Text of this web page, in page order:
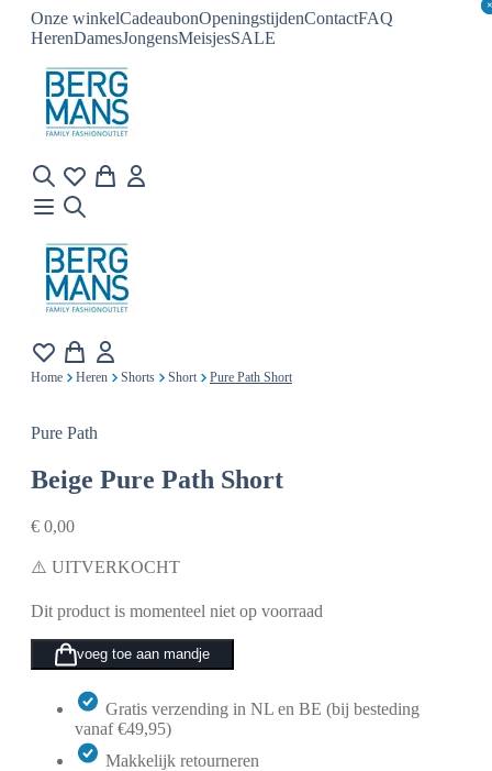
Onze winkelCadeaubonOpeningstijdenContactFAQ
HerenDamesJongensMeisjesSALE
×
×
Home Heren Shorts Short Pure Path Short
Pure Path
Beige Pure Path Short
€ 0,00
⚠️ UITVERKOCHT
Dit product is momenteel niet op voorraad
voeg toe aan mandje
Gratis verzending in NL en BE (bij besteding
vanaf €49,95)
Makkelijk retourneren